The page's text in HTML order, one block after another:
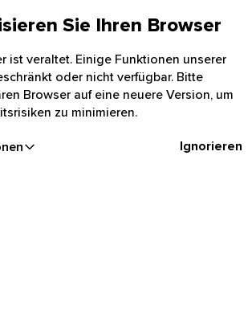
Sie Ihren Browser
ist veraltet. Einige Funktionen unserer
oder nicht verfügbar. Bitte
Browser auf eine neuere Version, um
zu minimieren.
Ignorieren